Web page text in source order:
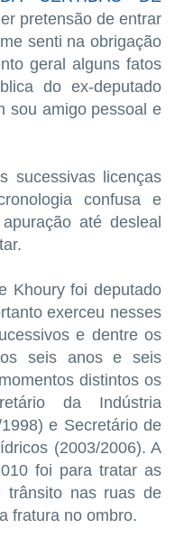
pretensão de entrar
senti na obrigação
geral alguns fatos
do ex-deputado
sou amigo pessoal e
sucessivas licenças
confusa e
até desleal
Khoury foi deputado
exerceu nesses
e dentre os
seis anos e seis
distintos os
da Indústria
e Secretário de
(2003/2006). A
foi para tratar as
trânsito nas ruas de
fratura no ombro.